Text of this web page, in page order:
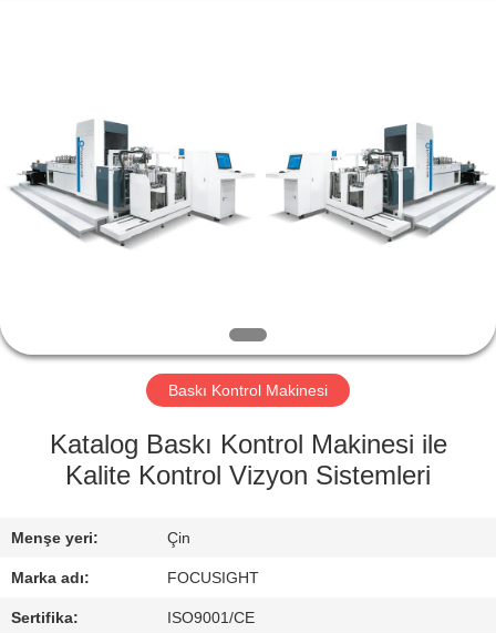
ÜRÜN:%
:
INVALID_FETCH
GETIP()
ERROR
FABRIKA
TURU
Baskı Kontrol Makinesi
Katalog Baskı Kontrol Makinesi ile
Kalite Kontrol Vizyon Sistemleri
Menşe yeri: Çin
Marka adı: FOCUSIGHT
Sertifika: ISO9001/CE